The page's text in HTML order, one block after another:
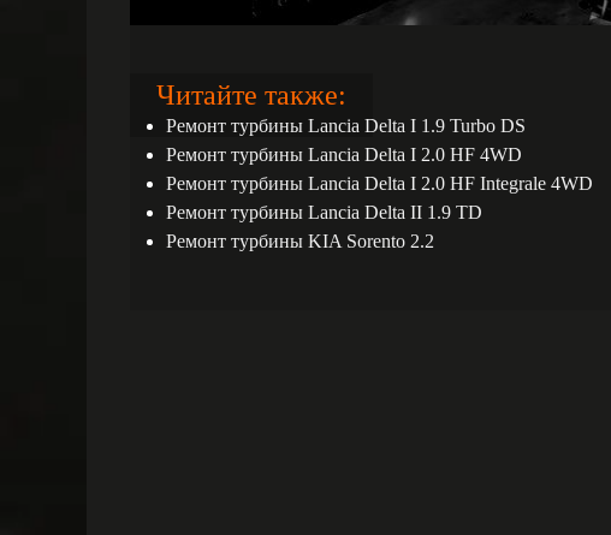
Читайте также:
Ремонт турбины Lancia Delta I 1.9 Turbo DS
Ремонт турбины Lancia Delta I 2.0 HF 4WD
Ремонт турбины Lancia Delta I 2.0 HF Integrale 4WD
Ремонт турбины Lancia Delta II 1.9 TD
Ремонт турбины KIA Sorento 2.2